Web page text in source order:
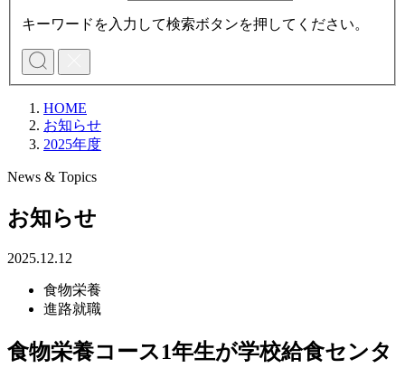
キーワードを入力して検索ボタンを押してください。
HOME
お知らせ
2025年度
News & Topics
お知らせ
2025.12.12
食物栄養
進路就職
食物栄養コース1年生が学校給食センタ